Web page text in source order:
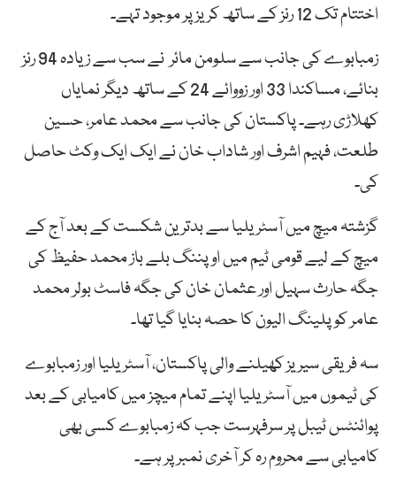
اختتام تک 12 رنز کے ساتھ کریز پر موجود تہے۔
زمبابوے کی جانب سے سلومن مائر نے سب سے زیادہ 94 رنز
بنائے، مساکندا 33 اور زووائے 24 کے ساتھ دیگر نمایاں
کھلاڑی رہے۔ پاکستان کی جانب سے محمد عامر، حسین
طلعت، فہیم اشرف اور شاداب خان نے ایک ایک وکٹ حاصل
کی۔
گزشتہ میچ میں آسٹریلیا سے بدترین شکست کے بعد آج کے
میچ کے لیے قومی ٹیم میں اوپننگ بلے باز محمد حفیظ کی
جگہ حارث سہیل اور عثمان خان کی جگہ فاسٹ بولر محمد
عامر کو پلینگ الیون کا حصہ بنایا گیا تھا۔
سہ فریقی سیریز کھیلنے والی پاکستان، آسٹریلیا اور زمبابوے
کی ٹیموں میں آسٹریلیا اپنے تمام میچز میں کامیابی کے بعد
پوائنٹس ٹیبل پر سرفہرست جب کہ زمبابوے کسی بھی
کامیابی سے محروم رہ کر آخری نمبر پر ہے۔